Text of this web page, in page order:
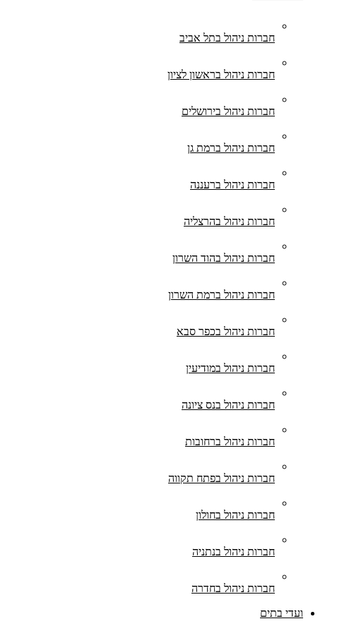
חברות ניהול בתל אביב
חברות ניהול בראשון לציון
חברות ניהול בירושלים
חברות ניהול ברמת גן
חברות ניהול ברעננה
חברות ניהול בהרצליה
חברות ניהול בהוד השרון
חברות ניהול ברמת השרון
חברות ניהול בכפר סבא
חברות ניהול במודיעין
חברות ניהול בנס ציונה
חברות ניהול ברחובות
חברות ניהול בפתח תקווה
חברות ניהול בחולון
חברות ניהול בנתניה
חברות ניהול בחדרה
ועדי בתים